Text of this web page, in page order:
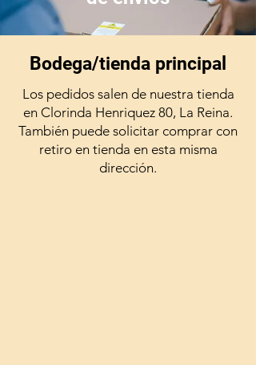
Bodega/tienda principal
Los pedidos salen de nuestra tienda
en Clorinda Henriquez 80, La Reina.
También puede solicitar comprar con
retiro en tienda en esta misma
dirección.